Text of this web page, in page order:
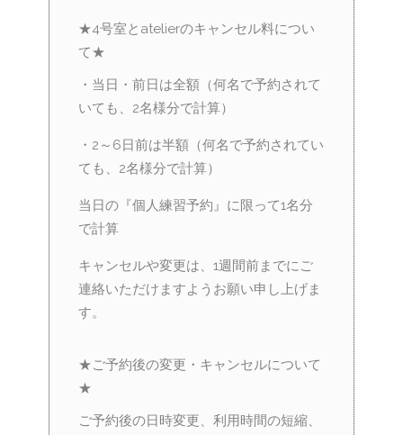
★4号室とatelierのキャンセル料につい
て★
・当日・前日は全額（何名で予約されて
いても、2名様分で計算）
・2～6日前は半額（何名で予約されてい
ても、2名様分で計算）
当日の『個人練習予約』に限って1名分
で計算
キャンセルや変更は、1週間前までにご
連絡いただけますようお願い申し上げま
す。
★ご予約後の変更・キャンセルについて
★
ご予約後の日時変更、利用時間の短縮、